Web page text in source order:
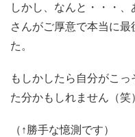
しかし、なんと・・・
さんがご厚意で本当に
た。
もしかしたら自分がこ
た分かもしれません（笑
（↑勝手な憶測です）